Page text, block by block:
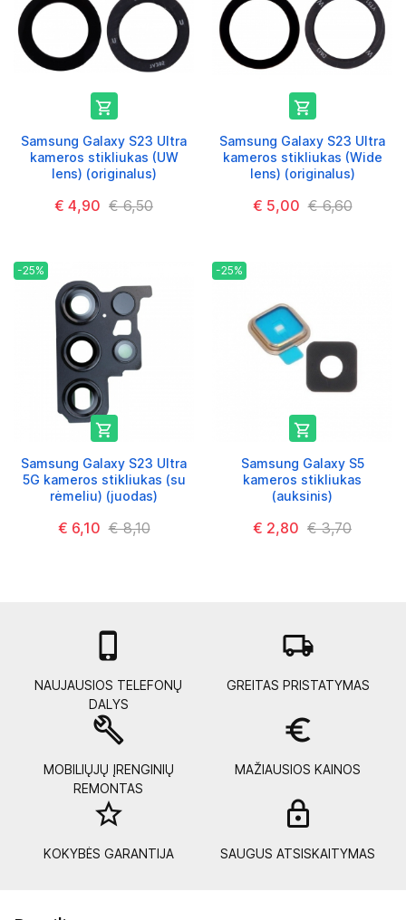

Samsung Galaxy S23 Ultra
kameros stikliukas (UW
lens) (originalus)
€ 4,90 € 6,50

Samsung Galaxy S23 Ultra
kameros stikliukas (Wide
lens) (originalus)
€ 5,00 € 6,60
-25%

Samsung Galaxy S23 Ultra
5G kameros stikliukas (su
rėmeliu) (juodas)
€ 6,10 € 8,10
-25%

Samsung Galaxy S5
kameros stikliukas
(auksinis)
€ 2,80 € 3,70

NAUJAUSIOS TELEFONŲ
DALYS
local_shipping
GREITAS PRISTATYMAS
build
MOBILIŲJŲ ĮRENGINIŲ
REMONTAS
euro_symbol
MAŽIAUSIOS KAINOS
star_border
KOKYBĖS GARANTIJA SAUGUS ATSISKAITYMAS